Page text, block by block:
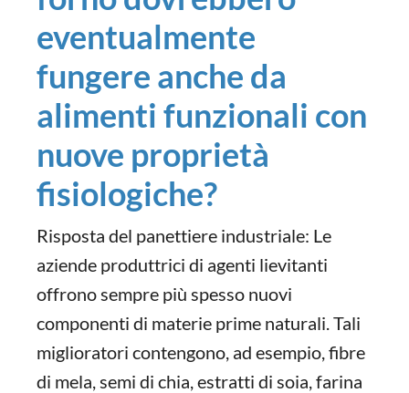
eventualmente
fungere anche da
alimenti funzionali con
nuove proprietà
fisiologiche?
Risposta del panettiere industriale: Le
aziende produttrici di agenti lievitanti
offrono sempre più spesso nuovi
componenti di materie prime naturali. Tali
miglioratori contengono, ad esempio, fibre
di mela, semi di chia, estratti di soia, farina